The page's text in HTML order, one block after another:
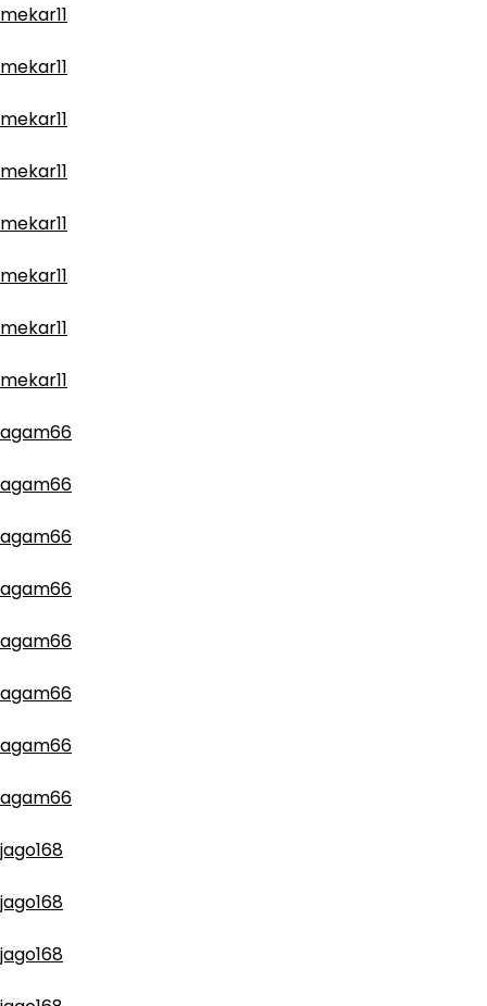
mekar11
mekar11
mekar11
mekar11
mekar11
mekar11
mekar11
mekar11
agam66
agam66
agam66
agam66
agam66
agam66
agam66
agam66
jago168
jago168
jago168